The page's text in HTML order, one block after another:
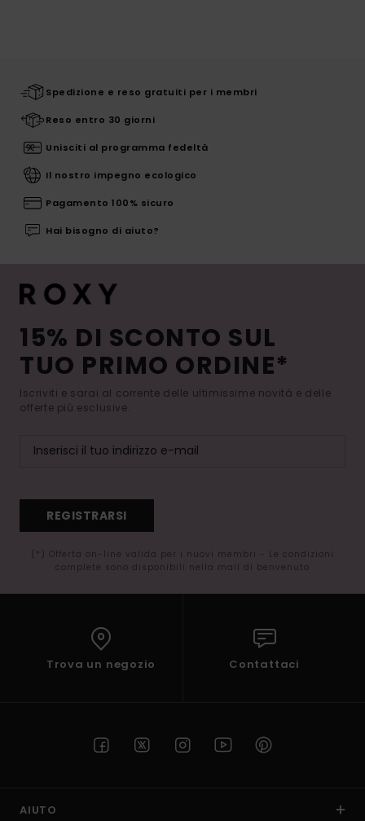
Spedizione e reso gratuiti per i membri
Reso entro 30 giorni
Unisciti al programma fedeltà
Il nostro impegno ecologico
Pagamento 100% sicuro
Hai bisogno di aiuto?
15% DI SCONTO SUL
TUO PRIMO ORDINE*
Iscriviti e sarai al corrente delle ultimissime novità e delle
offerte più esclusive.
REGISTRARSI
(*) Offerta on-line valida per i nuovi membri - Le condizioni
complete sono disponibili nella mail di benvenuto
Trova un negozio Contattaci
AIUTO